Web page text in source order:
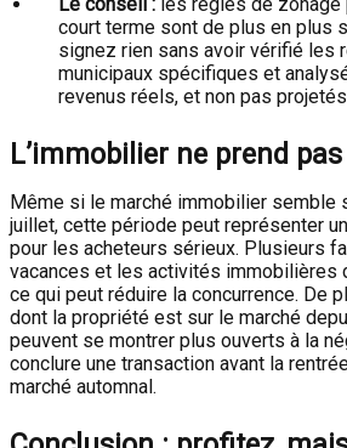
court terme sont de plus en plus
signez rien sans avoir vérifié les
municipaux spécifiques et
revenus réels, et non pas
L’immobilier ne prend
Même si le marché immobilier semble
juillet, cette période peut représenter
pour les acheteurs sérieux. Plusieurs
vacances et les activités immobilières
ce qui peut réduire la concurrence. De
dont la propriété est sur le marché
peuvent se montrer plus ouverts à la
conclure une transaction avant la
marché automnal.